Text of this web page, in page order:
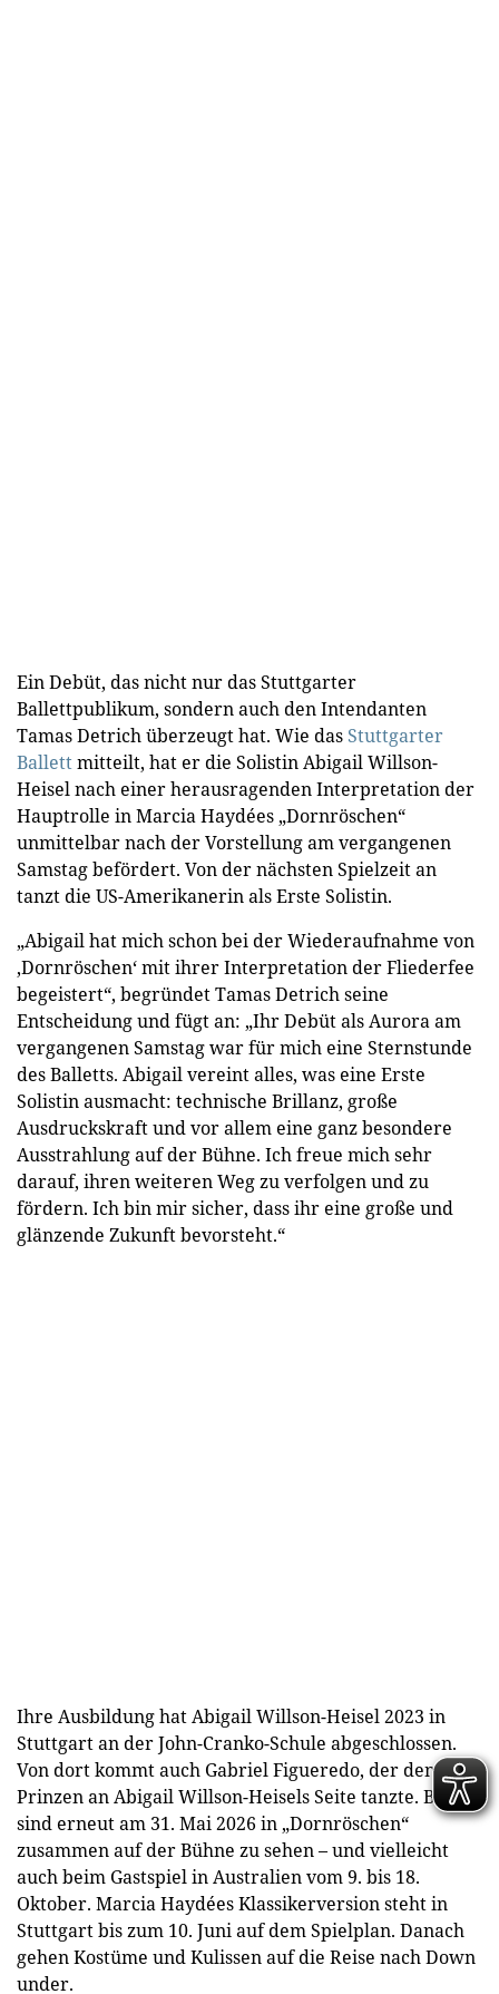
Ein Debüt, das nicht nur das Stuttgarter
Ballettpublikum, sondern auch den Intendanten
Tamas Detrich überzeugt hat. Wie das Stuttgarter
Ballettmitteilt, hat er die Solistin Abigail Willson-
Heisel nach einer herausragenden Interpretation der
Hauptrolle in Marcia Haydées „Dornröschen“
unmittelbar nach der Vorstellung am vergangenen
Samstag befördert. Von der nächsten Spielzeit an
tanzt die US-Amerikanerin als Erste Solistin.
„Abigail hat mich schon bei der Wiederaufnahme von
,Dornröschen‘ mit ihrer Interpretation der Fliederfee
begeistert“, begründet Tamas Detrich seine
Entscheidung und fügt an: „Ihr Debüt als Aurora am
vergangenen Samstag war für mich eine Sternstunde
des Balletts. Abigail vereint alles, was eine Erste
Solistin ausmacht: technische Brillanz, große
Ausdruckskraft und vor allem eine ganz besondere
Ausstrahlung auf der Bühne. Ich freue mich sehr
darauf, ihren weiteren Weg zu verfolgen und zu
fördern. Ich bin mir sicher, dass ihr eine große und
glänzende Zukunft bevorsteht.“
Ihre Ausbildung hat Abigail Willson-Heisel 2023 in
Stuttgart an der John-Cranko-Schule abgeschlossen.
Von dort kommt auch Gabriel Figueredo, der den
Prinzen an Abigail Willson-Heisels Seite tanzte. Beide
sind erneut am 31. Mai 2026 in „Dornröschen“
zusammen auf der Bühne zu sehen – und vielleicht
auch beim Gastspiel in Australien vom 9. bis 18.
Oktober. Marcia Haydées Klassikerversion steht in
Stuttgart bis zum 10. Juni auf dem Spielplan. Danach
gehen Kostüme und Kulissen auf die Reise nach Down
under.